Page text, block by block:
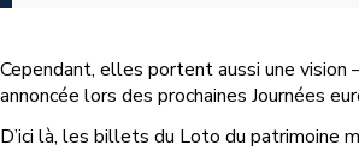
Cependant, elles portent aussi une vision
annoncée lors des prochaines Journées
D’ici là, les billets du Loto du patrimoine